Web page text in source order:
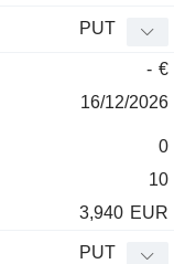
PUT
- €
16/12/2026
0
10
3,940 EUR
PUT